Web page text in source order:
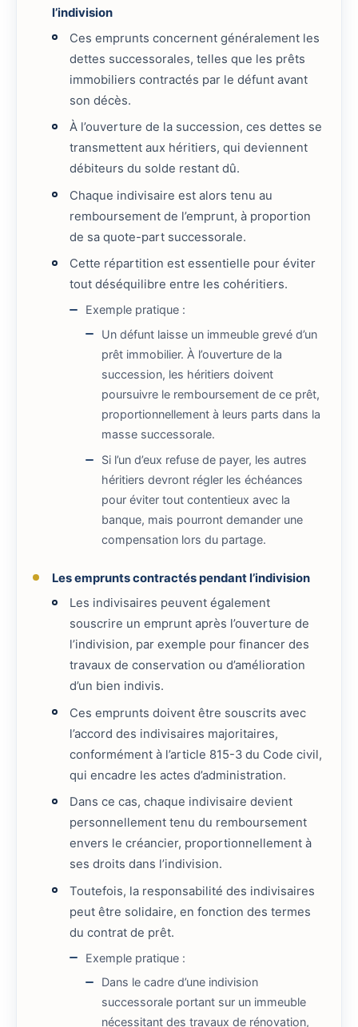
l’indivision
Ces emprunts concernent généralement les
dettes successorales, telles que les prêts
immobiliers contractés par le défunt avant
son décès.
À l’ouverture de la succession, ces dettes se
transmettent aux héritiers, qui deviennent
débiteurs du solde restant dû.
Chaque indivisaire est alors tenu au
remboursement de l’emprunt, à proportion
de sa quote-part successorale.
Cette répartition est essentielle pour éviter
tout déséquilibre entre les cohéritiers.
Exemple pratique :
Un défunt laisse un immeuble grevé d’un
prêt immobilier. À l’ouverture de la
succession, les héritiers doivent
poursuivre le remboursement de ce prêt,
proportionnellement à leurs parts dans la
masse successorale.
Si l’un d’eux refuse de payer, les autres
héritiers devront régler les échéances
pour éviter tout contentieux avec la
banque, mais pourront demander une
compensation lors du partage.
Les emprunts contractés pendant l’indivision
Les indivisaires peuvent également
souscrire un emprunt après l’ouverture de
l’indivision, par exemple pour financer des
travaux de conservation ou d’amélioration
d’un bien indivis.
Ces emprunts doivent être souscrits avec
l’accord des indivisaires majoritaires,
conformément à l’article 815-3 du Code civil,
qui encadre les actes d’administration.
Dans ce cas, chaque indivisaire devient
personnellement tenu du remboursement
envers le créancier, proportionnellement à
ses droits dans l’indivision.
Toutefois, la responsabilité des indivisaires
peut être solidaire, en fonction des termes
du contrat de prêt.
Exemple pratique :
Dans le cadre d’une indivision
successorale portant sur un immeuble
nécessitant des travaux de rénovation,